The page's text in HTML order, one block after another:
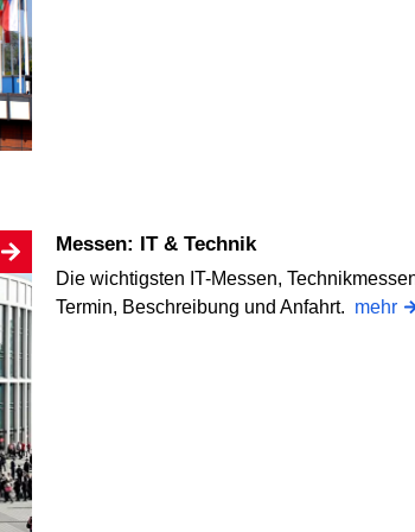
Messen: IT & Technik
Die wichtigsten IT-Messen,
Termin, Beschreibung und Anfahrt. mehr